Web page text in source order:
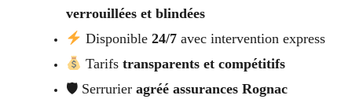
verrouillées et blindées
Disponible24/7 avec intervention express
Tarifstransparents et compétitifs
🛡 Serrurier agréé assurances Rognac